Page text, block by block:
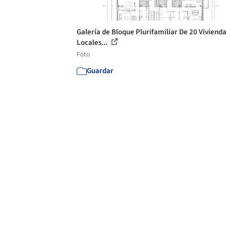
Galería de Bloque Plurifamiliar De 20
Locales...
Foto
Guardar